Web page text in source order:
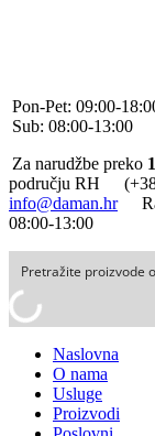
Pon-Pet: 09:00-
Sub: 08:00-13:00
Za narudžbe preko
području RH
info@daman.hr
08:00-13:00
Naslovna
O nama
Usluge
Proizvodi